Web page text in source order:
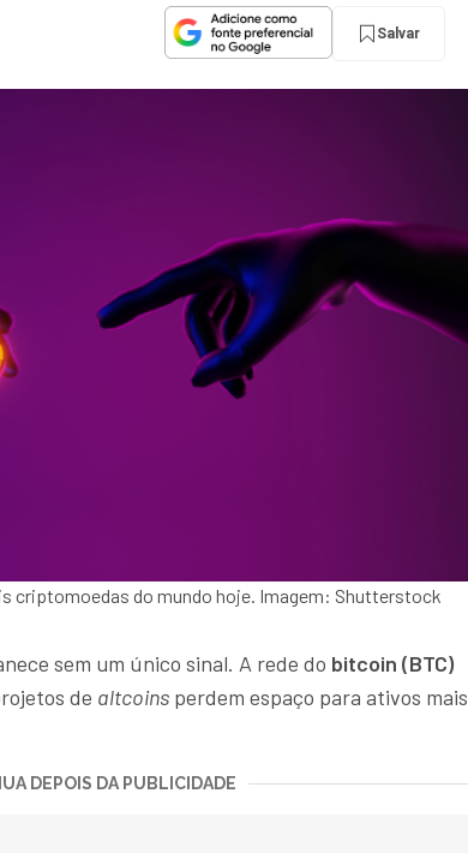
Salvar
criptomoedas do mundo hoje. Imagem: Shutterstock
sem um único sinal. A rede do bitcoin (BTC)
de altcoins perdem espaço para ativos mais
DEPOIS DA PUBLICIDADE